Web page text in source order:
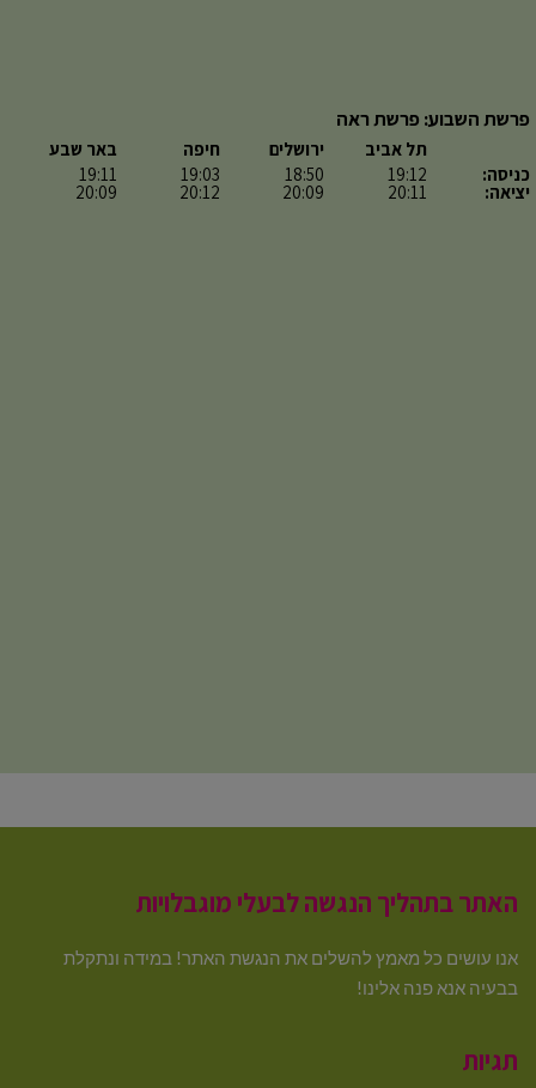
פרשת השבוע: פרשת ראה
כניסה:
יציאה:
תל אביב
19:12
20:11
ירושלים
18:50
20:09
חיפה
19:03
20:12
באר שבע
19:11
20:09
האתר בתהליך הנגשה לבעלי מוגבלויות
אנו עושים כל מאמץ להשלים את הנגשת האתר! במידה ונתקלת
בבעיה אנא פנה אלינו!
תגיות